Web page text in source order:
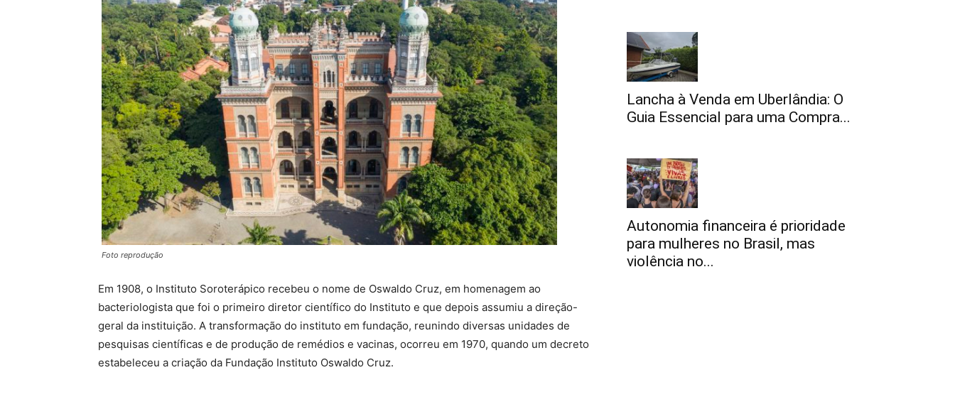
Foto reprodução
Em 1908, o Instituto Soroterápico recebeu o nome de Oswaldo Cruz, em homenagem ao
bacteriologista que foi o primeiro diretor científico do Instituto e que depois assumiu a direção-
geral da instituição. A transformação do instituto em fundação, reunindo diversas unidades de
pesquisas científicas e de produção de remédios e vacinas, ocorreu em 1970, quando um decreto
estabeleceu a criação da Fundação Instituto Oswaldo Cruz.
Lancha à Venda em Uberlândia: O
Guia Essencial para uma Compra...
Autonomia financeira é prioridade
para mulheres no Brasil, mas
violência no...